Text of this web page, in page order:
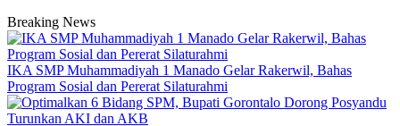
Breaking News
IKA SMP Muhammadiyah 1 Manado Gelar Rakerwil, Bahas
Program Sosial dan Pererat Silaturahmi